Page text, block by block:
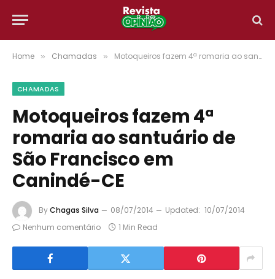
Home » Chamadas » Motoqueiros fazem 4ª romaria ao santuário de São Francisco em Canindé-CE
CHAMADAS
Motoqueiros fazem 4ª
romaria ao santuário de
São Francisco em
Canindé-CE
ByChagas Silva 08/07/2014 Updated: 10/07/2014
Nenhum comentário
1 Min Read